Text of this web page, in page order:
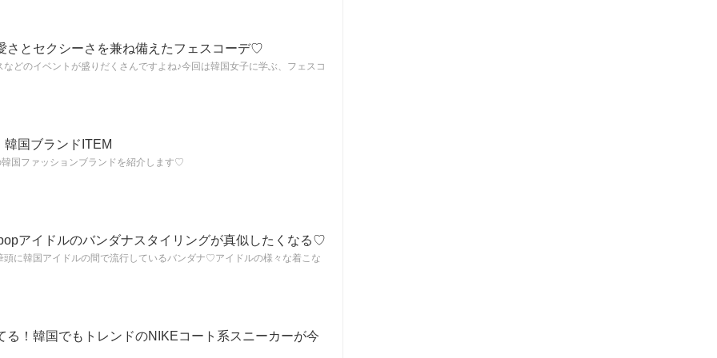
とセクシーさを兼ね備えたフェスコーデ♡
どのイベントが盛りだくさんですよね♪今回は韓国女子に学ぶ、フェスコ
国ブランドITEM
国ファッションブランドを紹介します♡
アイドルのバンダナスタイリングが真似したくなる♡
頭に韓国アイドルの間で流行しているバンダナ♡アイドルの様々な着こな
る！韓国でもトレンドのNIKEコート系スニーカーが今